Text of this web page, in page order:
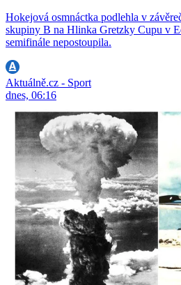
Hokejová osmnáctka podlehla v
skupiny B na Hlinka Gretzky Cupu v
semifinále nepostoupila.
Aktuálně.cz - Sport
dnes, 06:16